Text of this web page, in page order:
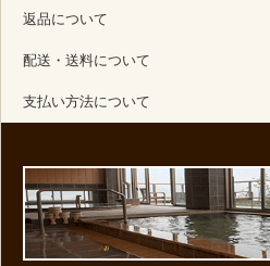
返品について
配送・送料について
支払い方法について